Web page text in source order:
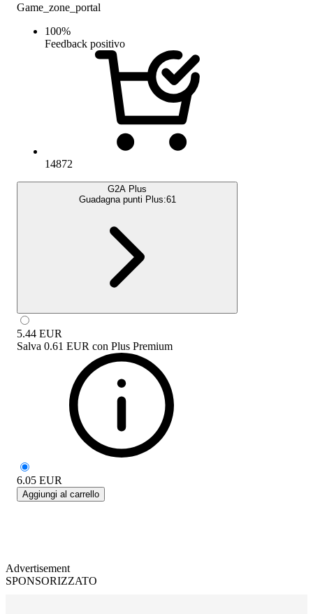
Game_zone_portal
100%
Feedback positivo
14872
G2A Plus
Guadagna punti Plus:61
5.44 EUR
Salva 0.61 EUR con Plus Premium
6.05 EUR
Aggiungi al carrello
Advertisement
SPONSORIZZATO